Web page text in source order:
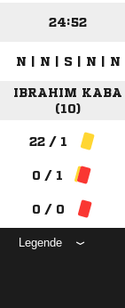
24:52
N | N | S | N | N
IBRAHIM KABA
(10)
22 / 1
0 / 1
0 / 0
Legende